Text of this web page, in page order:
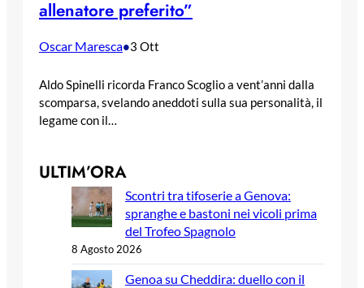
allenatore preferito”
Oscar Maresca•3 Ott
Aldo Spinelli ricorda Franco Scoglio a vent’anni dalla
scomparsa, svelando aneddoti sulla sua personalità, il
legame con il…
ULTIM’ORA
Scontri tra tifoserie a Genova:
spranghe e bastoni nei vicoli prima
del Trofeo Spagnolo
8 Agosto 2026
Genoa su Cheddira: duello con il